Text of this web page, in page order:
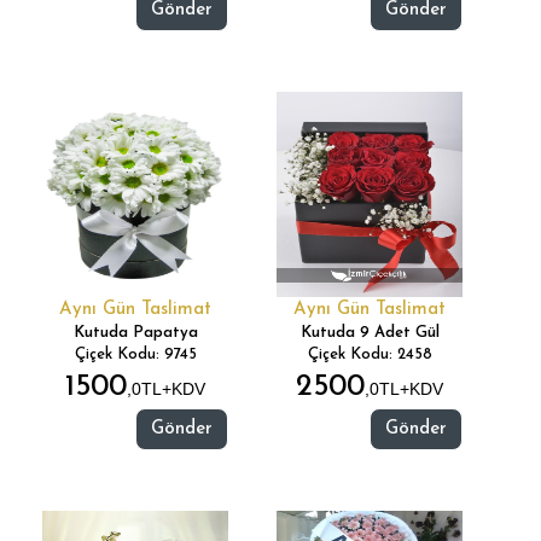
Gönder Gönder
Aynı Gün Taslimat
Kutuda Papatya
Çiçek Kodu: 9745
1500,0TL+KDV
Gönder
Aynı Gün Taslimat
Kutuda 9 Adet Gül
Çiçek Kodu: 2458
2500,0TL+KDV
Gönder